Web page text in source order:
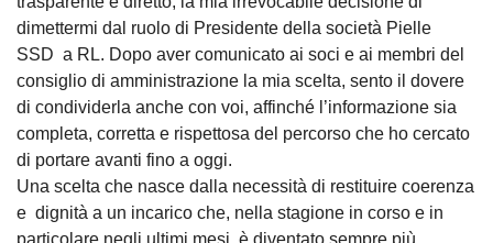
dimettermi dal ruolo di Presidente della società Pielle
SSD a RL. Dopo aver comunicato ai soci e ai membri del
consiglio di amministrazione la mia scelta, sento il dovere
di condividerla anche con voi, affinché l’informazione sia
completa, corretta e rispettosa del percorso che ho cercato
di portare avanti fino a oggi.
Una scelta che nasce dalla necessità di restituire coerenza
e dignità a un incarico che, nella stagione in corso e in